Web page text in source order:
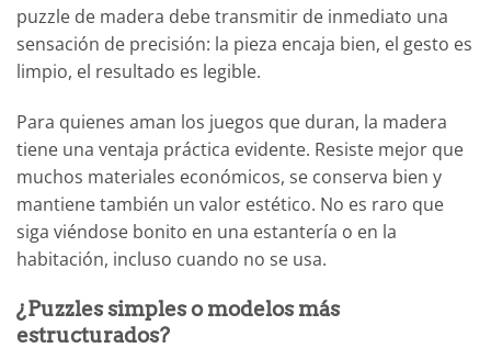
puzzle de madera debe transmitir de inmediato una
sensación de precisión: la pieza encaja bien, el gesto es
limpio, el resultado es legible.
Para quienes aman los juegos que duran, la madera
tiene una ventaja práctica evidente. Resiste mejor que
muchos materiales económicos, se conserva bien y
mantiene también un valor estético. No es raro que
siga viéndose bonito en una estantería o en la
habitación, incluso cuando no se usa.
¿Puzzles simples o modelos más
estructurados?